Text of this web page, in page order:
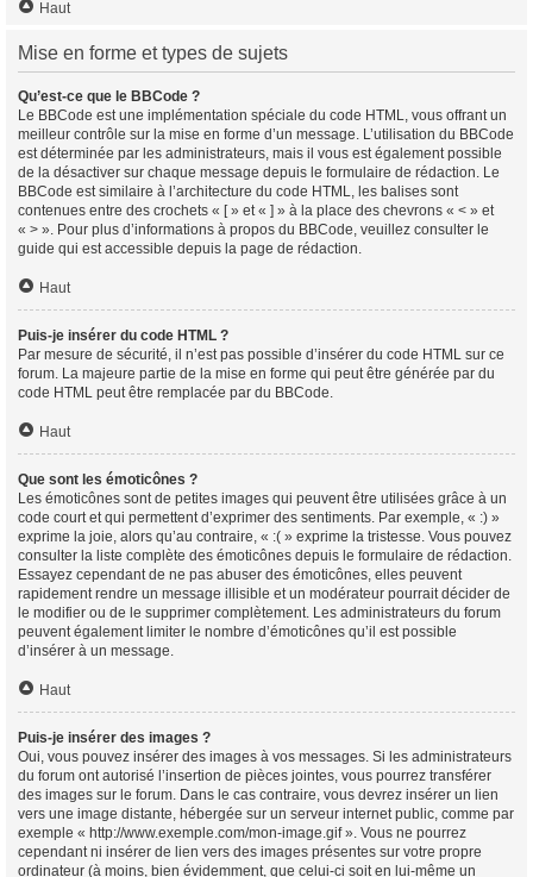
Haut
Mise en forme et types de sujets
Qu’est-ce que le BBCode ?
Le BBCode est une implémentation spéciale du code HTML, vous offrant un
meilleur contrôle sur la mise en forme d’un message. L’utilisation du BBCode
est déterminée par les administrateurs, mais il vous est également possible
de la désactiver sur chaque message depuis le formulaire de rédaction. Le
BBCode est similaire à l’architecture du code HTML, les balises sont
contenues entre des crochets « [ » et « ] » à la place des chevrons « < » et
« > ». Pour plus d’informations à propos du BBCode, veuillez consulter le
guide qui est accessible depuis la page de rédaction.
Haut
Puis-je insérer du code HTML ?
Par mesure de sécurité, il n’est pas possible d’insérer du code HTML sur ce
forum. La majeure partie de la mise en forme qui peut être générée par du
code HTML peut être remplacée par du BBCode.
Haut
Que sont les émoticônes ?
Les émoticônes sont de petites images qui peuvent être utilisées grâce à un
code court et qui permettent d’exprimer des sentiments. Par exemple, « :) »
exprime la joie, alors qu’au contraire, « :( » exprime la tristesse. Vous pouvez
consulter la liste complète des émoticônes depuis le formulaire de rédaction.
Essayez cependant de ne pas abuser des émoticônes, elles peuvent
rapidement rendre un message illisible et un modérateur pourrait décider de
le modifier ou de le supprimer complètement. Les administrateurs du forum
peuvent également limiter le nombre d’émoticônes qu’il est possible
d’insérer à un message.
Haut
Puis-je insérer des images ?
Oui, vous pouvez insérer des images à vos messages. Si les administrateurs
du forum ont autorisé l’insertion de pièces jointes, vous pourrez transférer
des images sur le forum. Dans le cas contraire, vous devrez insérer un lien
vers une image distante, hébergée sur un serveur internet public, comme par
exemple « http://www.exemple.com/mon-image.gif ». Vous ne pourrez
cependant ni insérer de lien vers des images présentes sur votre propre
ordinateur (à moins, bien évidemment, que celui-ci soit en lui-même un